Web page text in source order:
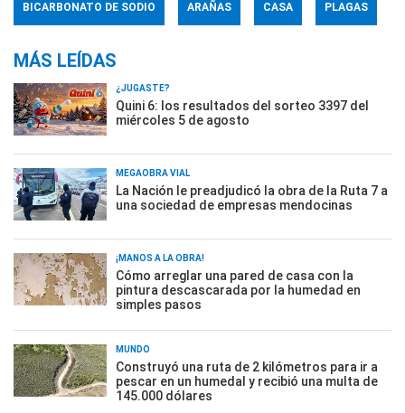
BICARBONATO DE SODIO ARAÑAS CASA PLAGAS
MÁS LEÍDAS
¿JUGASTE?
Quini 6: los resultados del sorteo 3397 del
miércoles 5 de agosto
MEGAOBRA VIAL
La Nación le preadjudicó la obra de la Ruta 7 a
una sociedad de empresas mendocinas
¡MANOS A LA OBRA!
Cómo arreglar una pared de casa con la
pintura descascarada por la humedad en
simples pasos
MUNDO
Construyó una ruta de 2 kilómetros para ir a
pescar en un humedal y recibió una multa de
145.000 dólares